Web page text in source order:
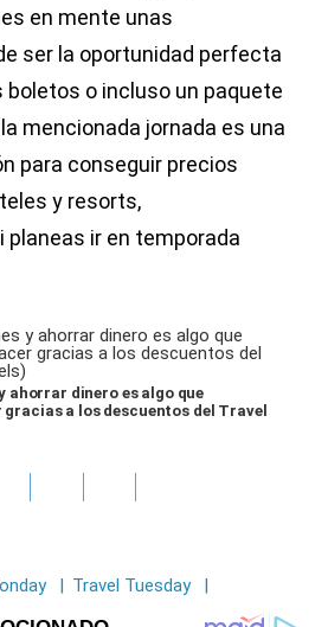
en mente unas
ser la oportunidad perfecta
boletos o incluso un paquete
mencionada jornada es una
para conseguir precios
y resorts,
ir en temporada
ahorrar dinero es algo que
a los descuentos del Travel
| Travel Tuesday
|